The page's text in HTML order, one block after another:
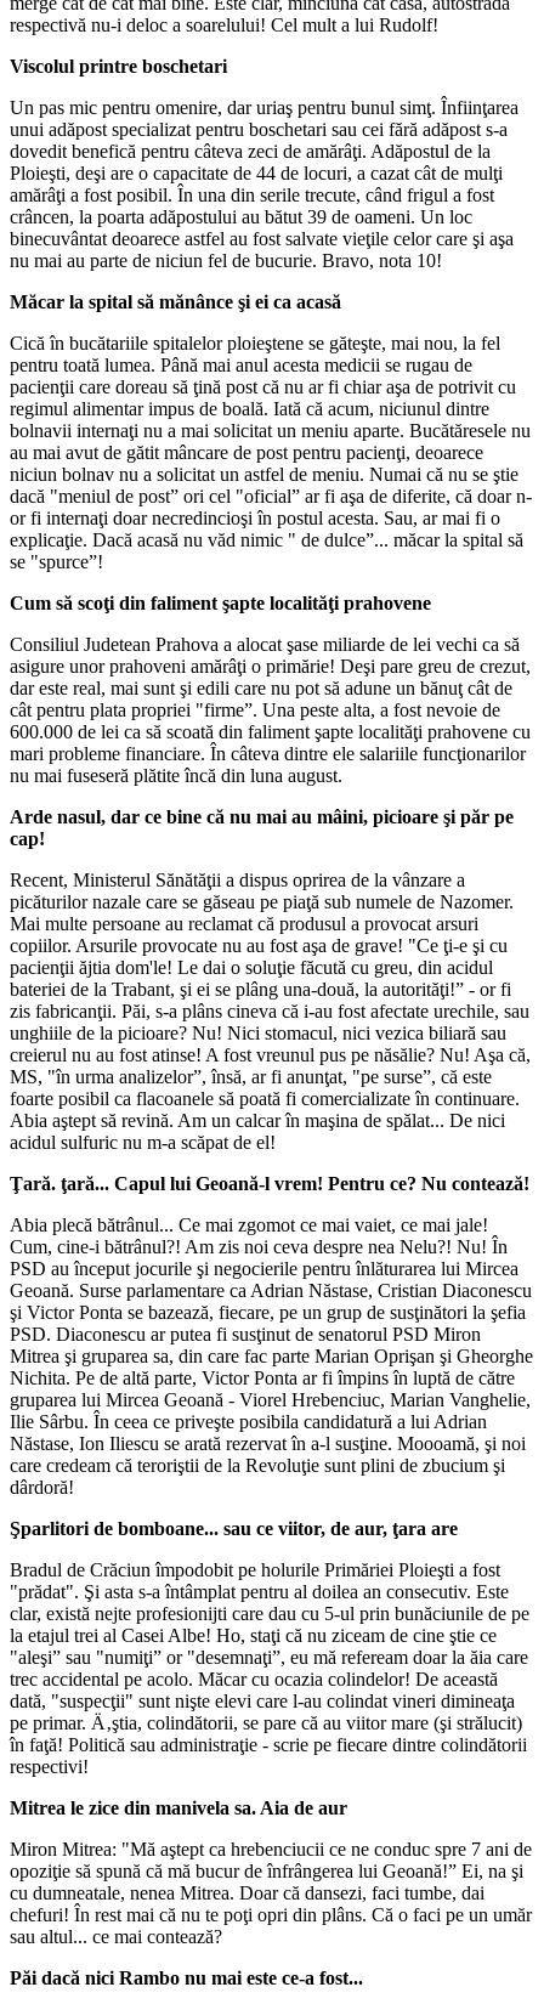
respectivă nu-i deloc a soarelului! Cel mult a lui Rudolf!
Viscolul printre boschetari
Un pas mic pentru omenire, dar uriaş pentru bunul simţ. Înfiinţarea
unui adăpost specializat pentru boschetari sau cei fără adăpost s-a
dovedit benefică pentru câteva zeci de amărâţi. Adăpostul de la
Ploieşti, deşi are o capacitate de 44 de locuri, a cazat cât de mulţi
amărâţi a fost posibil. În una din serile trecute, când frigul a fost
crâncen, la poarta adăpostului au bătut 39 de oameni. Un loc
binecuvântat deoarece astfel au fost salvate vieţile celor care şi aşa
nu mai au parte de niciun fel de bucurie. Bravo, nota 10!
Măcar la spital să mănânce şi ei ca acasă
Cică în bucătariile spitalelor ploieştene se găteşte, mai nou, la fel
pentru toată lumea. Până mai anul acesta medicii se rugau de
pacienţii care doreau să ţină post că nu ar fi chiar aşa de potrivit cu
regimul alimentar impus de boală. Iată că acum, niciunul dintre
bolnavii internaţi nu a mai solicitat un meniu aparte. Bucătăresele nu
au mai avut de gătit mâncare de post pentru pacienţi, deoarece
niciun bolnav nu a solicitat un astfel de meniu. Numai că nu se ştie
dacă "meniul de post” ori cel "oficial” ar fi aşa de diferite, că doar n-
or fi internaţi doar necredincioşi în postul acesta. Sau, ar mai fi o
explicaţie. Dacă acasă nu văd nimic " de dulce”... măcar la spital să
se "spurce”!
Cum să scoţi din faliment şapte localităţi prahovene
Consiliul Judetean Prahova a alocat şase miliarde de lei vechi ca să
asigure unor prahoveni amărâţi o primărie! Deşi pare greu de crezut,
dar este real, mai sunt şi edili care nu pot să adune un bănuţ cât de
cât pentru plata propriei "firme”. Una peste alta, a fost nevoie de
600.000 de lei ca să scoată din faliment şapte localităţi prahovene cu
mari probleme financiare. În câteva dintre ele salariile funcţionarilor
nu mai fuseseră plătite încă din luna august.
Arde nasul, dar ce bine că nu mai au mâini, picioare şi păr pe
cap!
Recent, Ministerul Sănătăţii a dispus oprirea de la vânzare a
picăturilor nazale care se găseau pe piaţă sub numele de Nazomer.
Mai multe persoane au reclamat că produsul a provocat arsuri
copiilor. Arsurile provocate nu au fost aşa de grave! "Ce ţi-e şi cu
pacienţii ăjtia dom'le! Le dai o soluţie făcută cu greu, din acidul
bateriei de la Trabant, şi ei se plâng una-două, la autorităţi!” - or fi
zis fabricanţii. Păi, s-a plâns cineva că i-au fost afectate urechile, sau
unghiile de la picioare? Nu! Nici stomacul, nici vezica biliară sau
creierul nu au fost atinse! A fost vreunul pus pe năsălie? Nu! Aşa că,
MS, "în urma analizelor”, însă, ar fi anunţat, "pe surse”, că este
foarte posibil ca flacoanele să poată fi comercializate în continuare.
Abia aştept să revină. Am un calcar în maşina de spălat... De nici
acidul sulfuric nu m-a scăpat de el!
Ţară. ţară... Capul lui Geoană-l vrem! Pentru ce? Nu contează!
Abia plecă bătrânul... Ce mai zgomot ce mai vaiet, ce mai jale!
Cum, cine-i bătrânul?! Am zis noi ceva despre nea Nelu?! Nu! În
PSD au început jocurile şi negocierile pentru înlăturarea lui Mircea
Geoană. Surse parlamentare ca Adrian Năstase, Cristian Diaconescu
şi Victor Ponta se bazează, fiecare, pe un grup de susţinători la şefia
PSD. Diaconescu ar putea fi susţinut de senatorul PSD Miron
Mitrea şi gruparea sa, din care fac parte Marian Oprişan şi Gheorghe
Nichita. Pe de altă parte, Victor Ponta ar fi împins în luptă de către
gruparea lui Mircea Geoană - Viorel Hrebenciuc, Marian Vanghelie,
Ilie Sârbu. În ceea ce priveşte posibila candidatură a lui Adrian
Năstase, Ion Iliescu se arată rezervat în a-l susţine. Moooamă, şi noi
care credeam că teroriştii de la Revoluţie sunt plini de zbucium şi
dârdoră!
Şparlitori de bomboane... sau ce viitor, de aur, ţara are
Bradul de Crăciun împodobit pe holurile Primăriei Ploieşti a fost
"prădat". Şi asta s-a întâmplat pentru al doilea an consecutiv. Este
clar, există nejte profesionijti care dau cu 5-ul prin bunăciunile de pe
la etajul trei al Casei Albe! Ho, staţi că nu ziceam de cine ştie ce
"aleşi” sau "numiţi” or "desemnaţi”, eu mă refeream doar la ăia care
trec accidental pe acolo. Măcar cu ocazia colindelor! De această
dată, "suspecţii" sunt nişte elevi care l-au colindat vineri dimineaţa
pe primar. Ä‚ştia, colindătorii, se pare că au viitor mare (şi strălucit)
în faţă! Politică sau administraţie - scrie pe fiecare dintre colindătorii
respectivi!
Mitrea le zice din manivela sa. Aia de aur
Miron Mitrea: "Mă aştept ca hrebenciucii ce ne conduc spre 7 ani de
opoziţie să spună că mă bucur de înfrângerea lui Geoană!” Ei, na şi
cu dumneatale, nenea Mitrea. Doar că dansezi, faci tumbe, dai
chefuri! În rest mai că nu te poţi opri din plâns. Că o faci pe un umăr
sau altul... ce mai contează?
Păi dacă nici Rambo nu mai este ce-a fost...